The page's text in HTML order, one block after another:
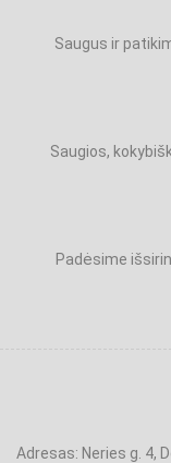
Saugus ir
Saugios,
Padėsime
Adresas: Neries g. 4,